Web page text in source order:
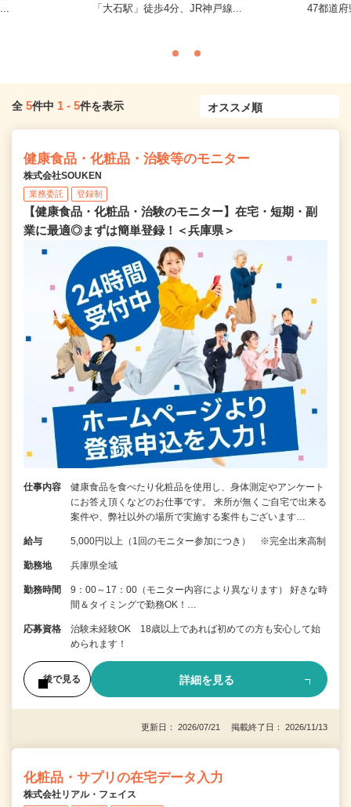
「大石駅」徒歩4分、JR神戸線...
47都道
全 5件中 1 - 5件を表示
健康食品・化粧品・治験等のモニター
株式会社SOUKEN
業務委託 登録制
【健康食品・化粧品・治験のモニター】在宅・短期・副
業に最適◎まずは簡単登録！＜兵庫県＞
仕事内容
健康食品を食べたり化粧品を使用し、身体測定やアンケート
にお答え頂くなどのお仕事です。 来所が無くご自宅で出来る
案件や、弊社以外の場所で実施する案件もございます…
給与 5,000円以上（1回のモニター参加につき） ※完全出来高制
勤務地 兵庫県全域
勤務時間
9：00～17：00（モニター内容により異なります） 好きな時
間＆タイミングで勤務OK！…
応募資格
治験未経験OK 18歳以上であれば初めての方も安心して始
められます！
後で見る 詳細を見る
更新日： 2026/07/21 掲載終了日： 2026/11/13
化粧品・サプリの在宅データ入力
株式会社リアル・フェイス